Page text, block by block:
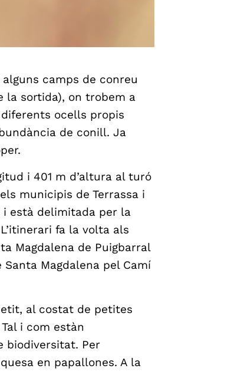
camps de conreu
la sortida), on trobem a
ocells propis
de conill. Ja
i 401 m d’altura al turó
municipis de Terrassa i
i està delimitada per la
fa la volta als
Magdalena de Puigbarral
Magdalena pel Camí
al costat de petites
i com estàn
biodiversitat. Per
en papallones. A la